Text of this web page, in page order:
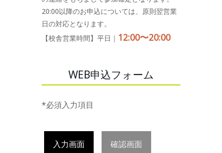
20:00以降のお申込については、原則翌営業
日の対応となります。
【校舎営業時間】平日｜ 12:00〜20:00
WEB申込フォーム
*必須入力項目
入力画面 確認画面